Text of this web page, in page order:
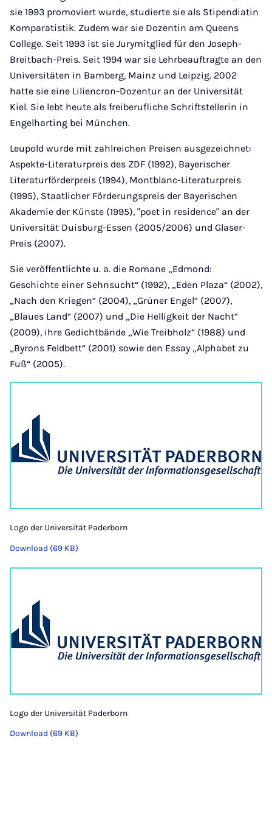
sie 1993 promoviert wurde, studierte sie als Stipendiatin
Komparatistik. Zudem war sie Dozentin am Queens
College. Seit 1993 ist sie Jurymitglied für den Joseph-
Breitbach-Preis. Seit 1994 war sie Lehrbeauftragte an den
Universitäten in Bamberg, Mainz und Leipzig. 2002
hatte sie eine Liliencron-Dozentur an der Universität
Kiel. Sie lebt heute als freiberufliche Schriftstellerin in
Engelharting bei München.
Leupold wurde mit zahlreichen Preisen ausgezeichnet:
Aspekte-Literaturpreis des ZDF (1992), Bayerischer
Literaturförderpreis (1994), Montblanc-Literaturpreis
(1995), Staatlicher Förderungspreis der Bayerischen
Akademie der Künste (1995), "poet in residence" an der
Universität Duisburg-Essen (2005/2006) und Glaser-
Preis (2007).
Sie veröffentlichte u. a. die Romane „Edmond:
Geschichte einer Sehnsucht“ (1992), „Eden Plaza“ (2002),
„Nach den Kriegen“ (2004), „Grüner Engel“ (2007),
„Blaues Land“ (2007) und „Die Helligkeit der Nacht“
(2009), ihre Gedichtbände „Wie Treibholz“ (1988) und
„Byrons Feldbett“ (2001) sowie den Essay „Alphabet zu
Fuß“ (2005).
Logo der Universität Paderborn
Download (69 KB)
Logo der Universität Paderborn
Download (69 KB)